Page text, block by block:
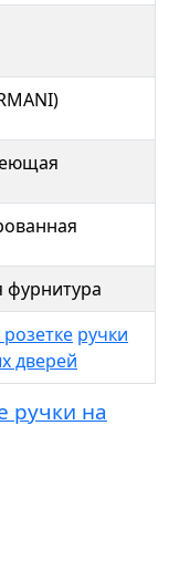
фурнитура
ручки
дверей
ручки на